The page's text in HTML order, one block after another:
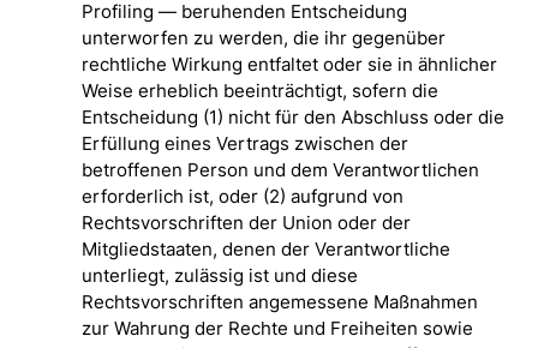
Profiling — beruhenden Entscheidung
unterworfen zu werden, die ihr gegenüber
rechtliche Wirkung entfaltet oder sie in ähnlicher
Weise erheblich beeinträchtigt, sofern die
Entscheidung (1) nicht für den Abschluss oder die
Erfüllung eines Vertrags zwischen der
betroffenen Person und dem Verantwortlichen
erforderlich ist, oder (2) aufgrund von
Rechtsvorschriften der Union oder der
Mitgliedstaaten, denen der Verantwortliche
unterliegt, zulässig ist und diese
Rechtsvorschriften angemessene Maßnahmen
zur Wahrung der Rechte und Freiheiten sowie